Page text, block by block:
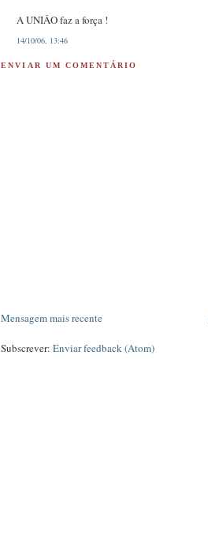
A UNIÂO faz a força !
14/10/06, 13:46
ENVIAR UM COMENTÁRIO
Mensagem mais recente
Subscrever:Enviar feedback (Atom)